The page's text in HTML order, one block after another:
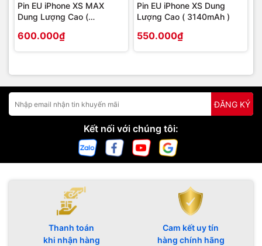
Pin EU iPhone XS MAX
Dung Lượng Cao (
600.000₫
Pin EU iPhone XS Dung
Lượng Cao ( 3140mAh )
550.000₫
ĐĂNG KÝ
Kết nối với chúng tôi:
Thanh toán
khi nhận hàng
Cam kết uy tín
hàng chính hãng